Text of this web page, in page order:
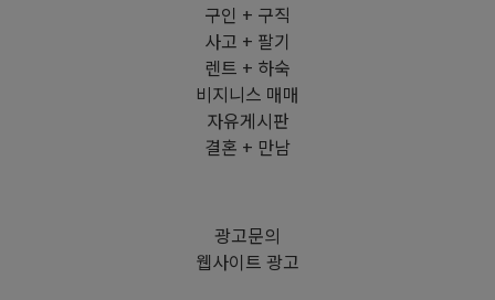
구인 + 구직
사고 + 팔기
렌트 + 하숙
비지니스 매매
자유게시판
결혼 + 만남
광고문의
웹사이트 광고